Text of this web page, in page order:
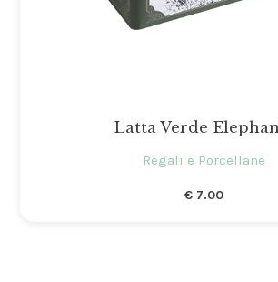
Latta Verde
Regali e Porcellane
€7.00